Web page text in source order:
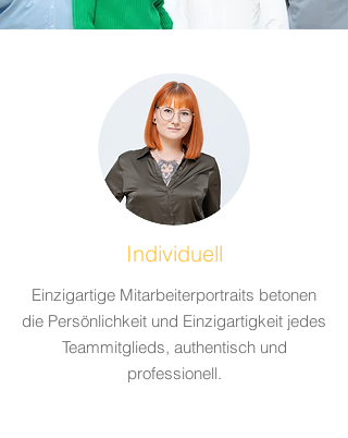
Individuell
Einzigartige Mitarbeiterportraits betonen
die Persönlichkeit und Einzigartigkeit jedes
Teammitglieds, authentisch und
professionell.